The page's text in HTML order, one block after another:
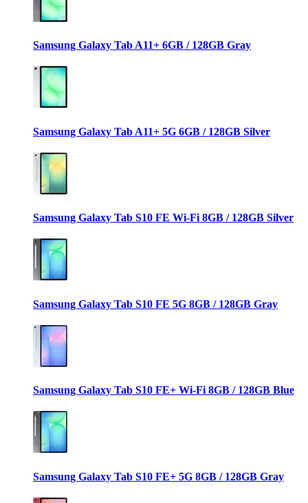
Samsung Galaxy Tab A11+ 6GB / 128GB Gray
Samsung Galaxy Tab A11+ 5G 6GB / 128GB Silver
Samsung Galaxy Tab S10 FE Wi-Fi 8GB / 128GB Silver
Samsung Galaxy Tab S10 FE 5G 8GB / 128GB Gray
Samsung Galaxy Tab S10 FE+ Wi-Fi 8GB / 128GB Blue
Samsung Galaxy Tab S10 FE+ 5G 8GB / 128GB Gray